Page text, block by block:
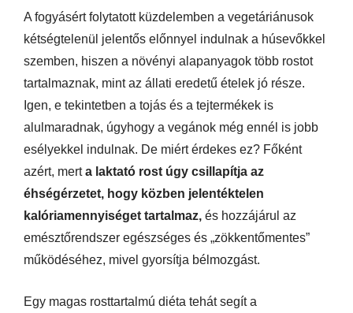
A fogyásért folytatott küzdelemben a vegetáriánusok
kétségtelenül jelentős előnnyel indulnak a húsevőkkel
szemben, hiszen a növényi alapanyagok több rostot
tartalmaznak, mint az állati eredetű ételek jó része.
Igen, e tekintetben a tojás és a tejtermékek is
alulmaradnak, úgyhogy a vegánok még ennél is jobb
esélyekkel indulnak. De miért érdekes ez? Főként
azért, merta laktató rost úgy csillapítja az
éhségérzetet, hogy közben jelentéktelen
kalóriamennyiséget tartalmaz, és hozzájárul az
emésztőrendszer egészséges és „zökkentőmentes”
működéséhez, mivel gyorsítja bélmozgást.
Egy magas rosttartalmú diéta tehát segít a